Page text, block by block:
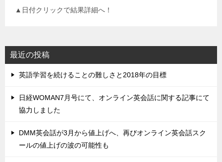
▲日付クリックで結果詳細へ！
最近の投稿
英語学習を続けることの難しさと2018年の目標
日経WOMAN7月号にて、オンライン英会話に関する記事にて
協力しました
DMM英会話が3月から値上げへ、再びオンライン英会話スク
ールの値上げの波の可能性も